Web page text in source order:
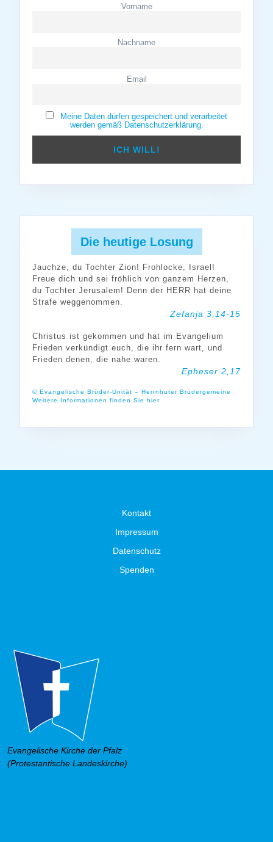
Vorname
Nachname
Email
Meine Daten dürfen gespeichert und verarbeitet
werden gemäß Datenschutzerklärung.
Die heutige Losung
Jauchze, du Tochter Zion! Frohlocke, Israel!
Freue dich und sei fröhlich von ganzem Herzen,
du Tochter Jerusalem! Denn der HERR hat deine
Strafe weggenommen.
Zefanja 3,14-15
Christus ist gekommen und hat im Evangelium
Frieden verkündigt euch, die ihr fern wart, und
Frieden denen, die nahe waren.
Epheser 2,17
© Evangelische Brüder-Unität – Herrnhuter Brüdergemeine
Weitere Informationen finden Sie hier
Kontakt
Impressum
Datenschutz
Spenden
Evangelische Kirche der Pfalz
(Protestantische Landeskirche)